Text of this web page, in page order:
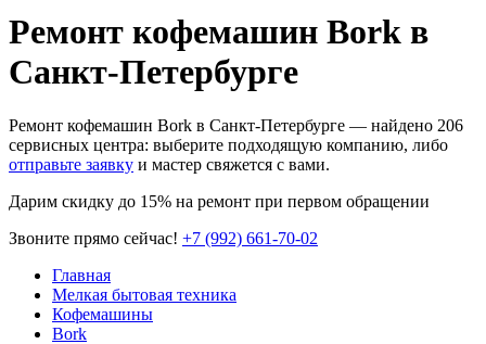
Ремонт кофемашин Bork в
Санкт-Петербурге
Ремонт кофемашин Bork в Санкт-Петербурге — найдено 206
сервисных центра: выберите подходящую компанию, либо
отправьте заявку и мастер свяжется с вами.
Дарим скидку до 15% на ремонт при первом обращении
Звоните прямо сейчас! +7 (992) 661-70-02
Главная
Мелкая бытовая техника
Кофемашины
Bork